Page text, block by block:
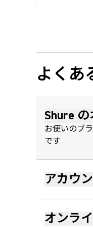
よくあ
Shure
お使いのブ
です
アカウ
オンラ